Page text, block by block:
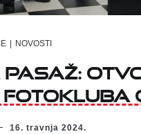
| NOVOSTI
16. travnja 2024.